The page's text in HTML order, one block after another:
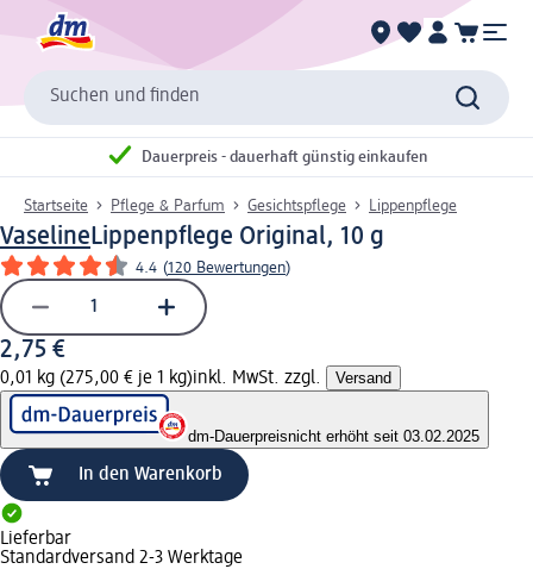
Suchen und finden
Dauerpreis - dauerhaft günstig einkaufen
Startseite Pflege & Parfum Gesichtspflege Lippenpflege
VaselineLippenpflege Original, 10 g
4.4 (120 Bewertungen)
2,75 €
0,01 kg (275,00 € je 1 kg)inkl. MwSt. zzgl. Versand
dm-Dauerpreisnicht erhöht seit 03.02.2025
In den Warenkorb
Lieferbar
Standardversand 2-3 Werktage